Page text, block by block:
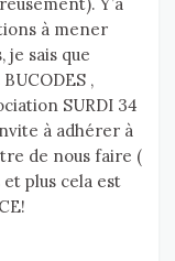
à mener
sais que
,
SURDI 34
à adhérer à
de nous faire (
plus cela est